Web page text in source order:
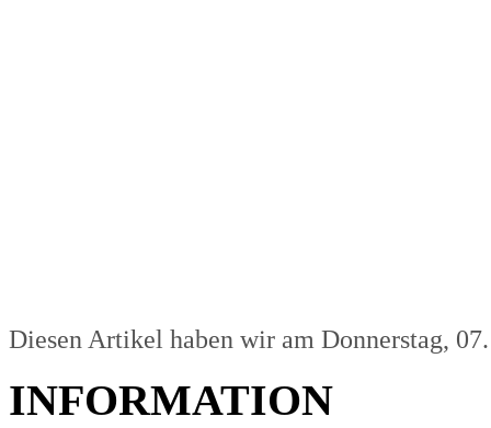
Diesen Artikel haben wir am Donnerstag,
INFORMATION